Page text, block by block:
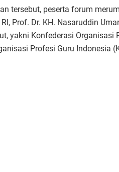
tersebut, peserta forum
Prof. Dr. KH. Nasaruddin
yakni Konfederasi Organisasi
Profesi Guru Indonesia